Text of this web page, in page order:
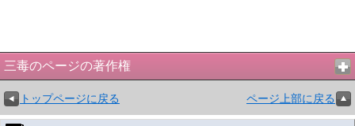
三毒のページの著作権
トップページに戻る ページ上部に戻る